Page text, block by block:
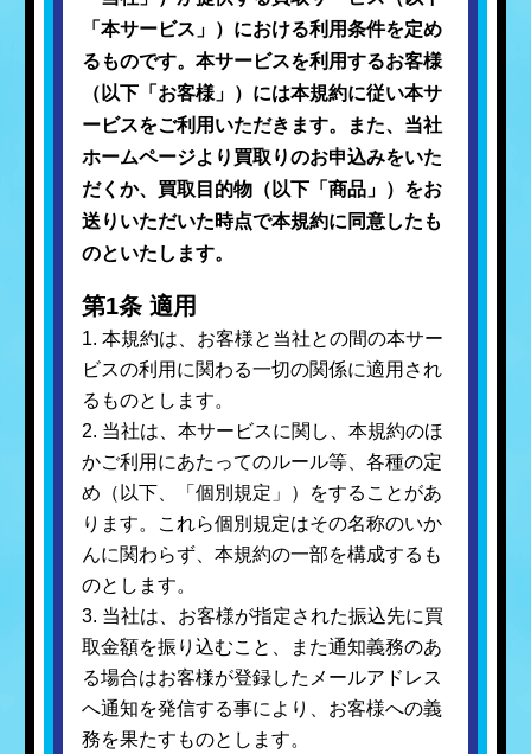
「本サービス」）における利用条件を定め
るものです。本サービスを利用するお客様
（以下「お客様」）には本規約に従い本サ
ービスをご利用いただきます。また、当社
ホームページより買取りのお申込みをいた
だくか、買取目的物（以下「商品」）をお
送りいただいた時点で本規約に同意したも
のといたします。
第1条 適用
1. 本規約は、お客様と当社との間の本サー
ビスの利用に関わる一切の関係に適用され
るものとします。
2. 当社は、本サービスに関し、本規約のほ
かご利用にあたってのルール等、各種の定
め（以下、「個別規定」）をすることがあ
ります。これら個別規定はその名称のいか
んに関わらず、本規約の一部を構成するも
のとします。
3. 当社は、お客様が指定された振込先に買
取金額を振り込むこと、また通知義務のあ
る場合はお客様が登録したメールアドレス
へ通知を発信する事により、お客様への義
務を果たすものとします。